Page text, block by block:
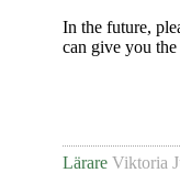
In the future,
can give you
Lärare Viktoria